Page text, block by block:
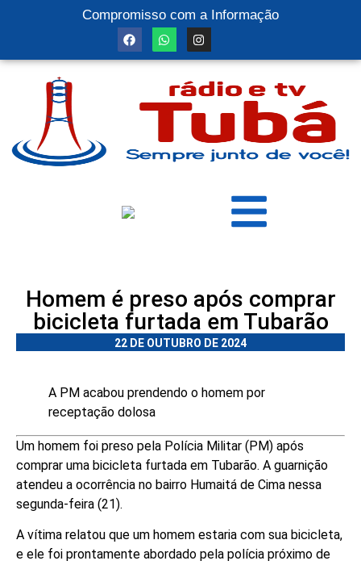
Compromisso com a Informação
Homem é preso após comprar
bicicleta furtada em Tubarão
22 DE OUTUBRO DE 2024
A PM acabou prendendo o homem por
receptação dolosa
Um homem foi preso pela Polícia Militar (PM) após
comprar uma bicicleta furtada em Tubarão. A guarnição
atendeu a ocorrência no bairro Humaitá de Cima nessa
segunda-feira (21).
A vítima relatou que um homem estaria com sua bicicleta,
e ele foi prontamente abordado pela polícia próximo de